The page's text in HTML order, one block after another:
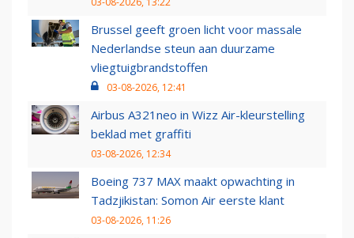
Brussel geeft groen licht voor massale
Nederlandse steun aan duurzame
vliegtuigbrandstoffen
03-08-2026, 12:41
Airbus A321neo in Wizz Air-kleurstelling
beklad met graffiti
03-08-2026, 12:34
Boeing 737 MAX maakt opwachting in
Tadzjikistan: Somon Air eerste klant
03-08-2026, 11:26